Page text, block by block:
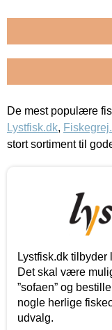
De mest populære
Lystfisk.dk,
stort sortiment til
Lystfisk.dk
Det skal være
”sofaen” og
nogle herlige
udvalg.